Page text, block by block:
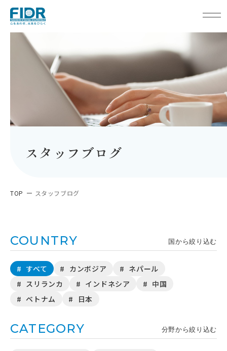
スタッフブログ
TOP スタッフブログ
COUNTRY 国から絞り込む
すべて カンボジア
ネパール
スリランカ
インドネシア
中国
ベトナム
日本
CATEGORY 分野から絞り込む